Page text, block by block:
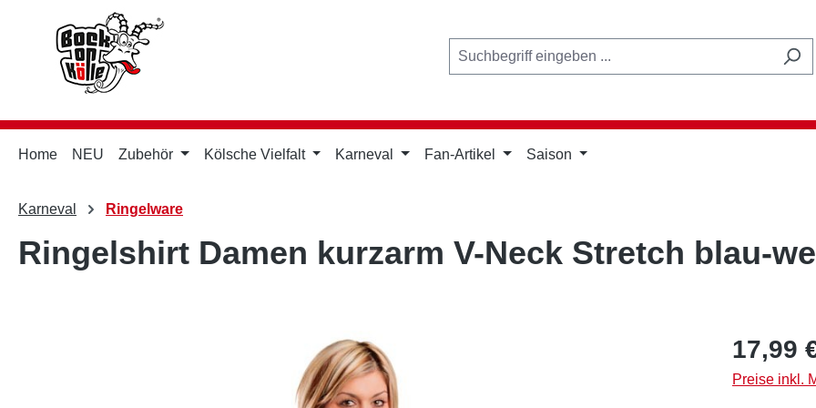
Hauptinhalt springen
Zur Suche springen
Zur Hauptnavigation springen
Home NEU Zubehör Kölsche Vielfalt Karneval Fan-Artikel Saison
Karneval Ringelware
Ringelshirt Damen kurzarm V-Neck Stretch blau-
Regulärer
17,99
Preise inkl.